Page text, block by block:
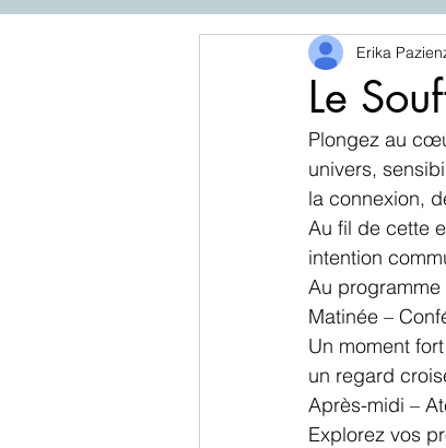
Le
Erika
Plongez au
univers,
la connexion,
Au fil de cette
intention
Au programme
Matinée –
Un moment
un regard
Après-midi –
Explorez vos